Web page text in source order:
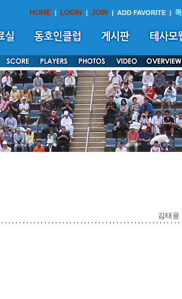
HOME | LOGIN | JOIN | ADD FAVORITE |
김태용